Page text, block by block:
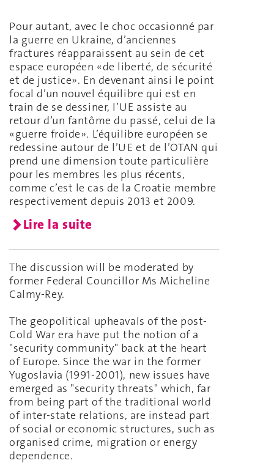
Pour autant, avec le choc occasionné par
la guerre en Ukraine, d’anciennes
fractures réapparaissent au sein de cet
espace européen «de liberté, de sécurité
et de justice». En devenant ainsi le point
focal d’un nouvel équilibre qui est en
train de se dessiner, l’UE assiste au
retour d’un fantôme du passé, celui de la
«guerre froide». L’équilibre européen se
redessine autour de l’UE et de l’OTAN qui
prend une dimension toute particulière
pour les membres les plus récents,
comme c’est le cas de la Croatie membre
respectivement depuis 2013 et 2009.
Lire la suite
The discussion will be moderated by
former Federal Councillor Ms Micheline
Calmy-Rey.
The geopolitical upheavals of the post-
Cold War era have put the notion of a
"security community" back at the heart
of Europe. Since the war in the former
Yugoslavia (1991-2001), new issues have
emerged as "security threats" which, far
from being part of the traditional world
of inter-state relations, are instead part
of social or economic structures, such as
organised crime, migration or energy
dependence.